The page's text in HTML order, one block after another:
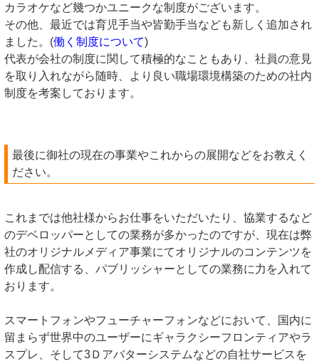
カラオケなど幾つかユニークな制度がございます。
その他、最近では育児手当や皆勤手当なども新しく追加され
ました。(働く制度について)
代表が会社の制度に関して積極的なこともあり、社員の意見
を取り入れながら随時、より良い職場環境構築のための社内
制度を考案しております。
最後に御社の現在の事業やこれからの展開などをお教えく
ださい。
これまでは他社様からお仕事をいただいたり、協業するなど
のデベロッパーとしての業務が多かったのですが、現在は弊
社のオリジナルメディア事業にてオリジナルのコンテンツを
作成し配信する、パブリッシャーとしての業務に力を入れて
おります。
スマートフォンやフューチャーフォンなどにおいて、国内に
留まらず世界中のユーザーにギャラクシーフロンティアやラ
スプレ、そして3Ｄアバターシステムなどの自社サービスを